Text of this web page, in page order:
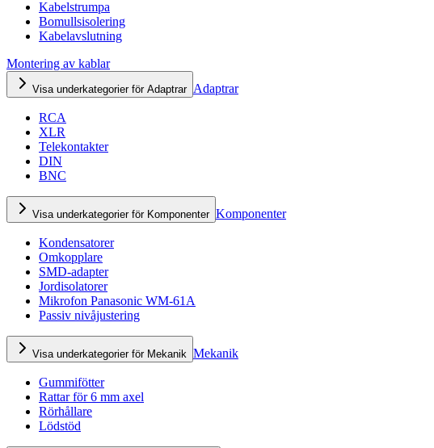
Kabelstrumpa
Bomullsisolering
Kabelavslutning
Montering av kablar
Visa underkategorier för Adaptrar Adaptrar
RCA
XLR
Telekontakter
DIN
BNC
Visa underkategorier för Komponenter Komponenter
Kondensatorer
Omkopplare
SMD-adapter
Jordisolatorer
Mikrofon Panasonic WM-61A
Passiv nivåjustering
Visa underkategorier för Mekanik Mekanik
Gummifötter
Rattar för 6 mm axel
Rörhållare
Lödstöd